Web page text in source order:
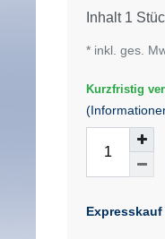
Inhalt 1
* inkl. ges.
Kurzfristig
Expresskauf